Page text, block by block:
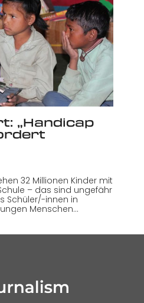
„Handicap
32 Millionen Kinder mit
– das sind ungefähr
Schüler/-innen in
Menschen…